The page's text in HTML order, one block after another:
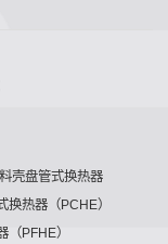
壳盘管式换热器
换热器（PCHE）
（PFHE）